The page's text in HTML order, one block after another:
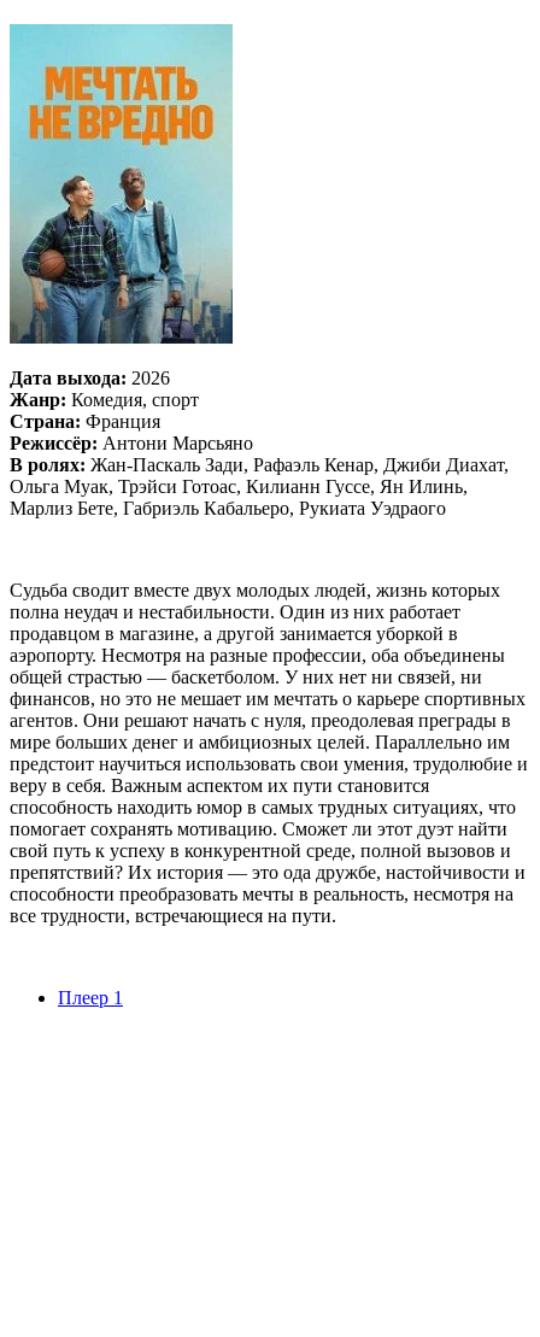
Дата выхода: 2026
Жанр: Комедия, спорт
Страна: Франция
Режиссёр: Антони Марсьяно
В ролях: Жан-Паскаль Зади, Рафаэль Кенар, Джиби Диахат,
Ольга Муак, Трэйси Готоас, Килианн Гуссе, Ян Илинь,
Марлиз Бете, Габриэль Кабальеро, Рукиата Уэдраого
Судьба сводит вместе двух молодых людей, жизнь которых
полна неудач и нестабильности. Один из них работает
продавцом в магазине, а другой занимается уборкой в
аэропорту. Несмотря на разные профессии, оба объединены
общей страстью — баскетболом. У них нет ни связей, ни
финансов, но это не мешает им мечтать о карьере спортивных
агентов. Они решают начать с нуля, преодолевая преграды в
мире больших денег и амбициозных целей. Параллельно им
предстоит научиться использовать свои умения, трудолюбие и
веру в себя. Важным аспектом их пути становится
способность находить юмор в самых трудных ситуациях, что
помогает сохранять мотивацию. Сможет ли этот дуэт найти
свой путь к успеху в конкурентной среде, полной вызовов и
препятствий? Их история — это ода дружбе, настойчивости и
способности преобразовать мечты в реальность, несмотря на
все трудности, встречающиеся на пути.
Плеер 1